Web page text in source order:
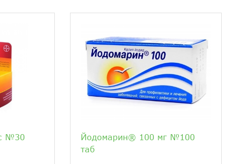
№30
Йодомарин® 100 мг №100
таб